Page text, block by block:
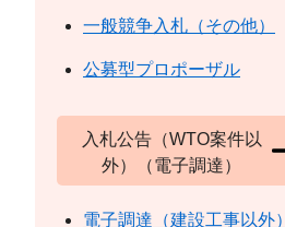
一般競争入札（その他）
公募型プロポーザル
入札公告（WTO案件以
外）（電子調達）
電子調達（建設工事以外）